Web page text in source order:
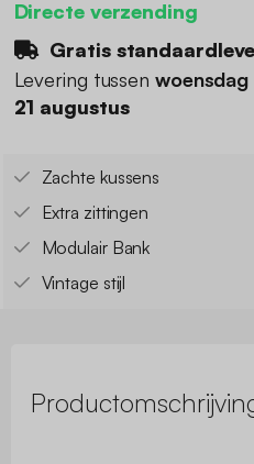
Directe verzending
Gratis
Levering tussen woensdag
21 augustus
Zachte kussens
Extra zittingen
Modulair Bank
Vintage stijl